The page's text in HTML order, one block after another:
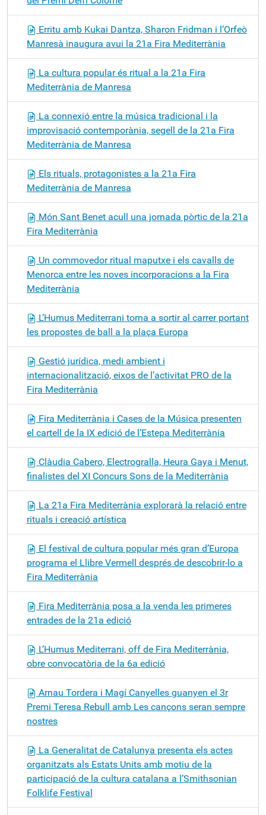
Erritu amb Kukai Dantza, Sharon Fridman i l’Orfeò
Manresà inaugura avui la 21a Fira Mediterrània
La cultura popular és ritual a la 21a Fira
Mediterrània de Manresa
La connexió entre la música tradicional i la
improvisació contemporània, segell de la 21a Fira
Mediterrània de Manresa
Els rituals, protagonistes a la 21a Fira
Mediterrània de Manresa
Món Sant Benet acull una jornada pòrtic de la 21a
Fira Mediterrània
Un commovedor ritual maputxe i els cavalls de
Menorca entre les noves incorporacions a la Fira
Mediterrània
L’Humus Mediterrani torna a sortir al carrer portant
les propostes de ball a la plaça Europa
Gestió jurídica, medi ambient i
internacionalització, eixos de l’activitat PRO de la
Fira Mediterrània
Fira Mediterrània i Cases de la Música presenten
el cartell de la IX edició de l’Estepa Mediterrània
Clàudia Cabero, Electrogralla, Heura Gaya i Menut,
finalistes del XI Concurs Sons de la Mediterrània
La 21a Fira Mediterrània explorarà la relació entre
rituals i creació artística
El festival de cultura popular més gran d’Europa
programa el Llibre Vermell després de descobrir-lo a
Fira Mediterrània
Fira Mediterrània posa a la venda les primeres
entrades de la 21a edició
L’Humus Mediterrani, off de Fira Mediterrània,
obre convocatòria de la 6a edició
Arnau Tordera i Magí Canyelles guanyen el 3r
Premi Teresa Rebull amb Les cançons seran sempre
nostres
La Generalitat de Catalunya presenta els actes
organitzats als Estats Units amb motiu de la
participació de la cultura catalana a l’Smithsonian
Folklife Festival